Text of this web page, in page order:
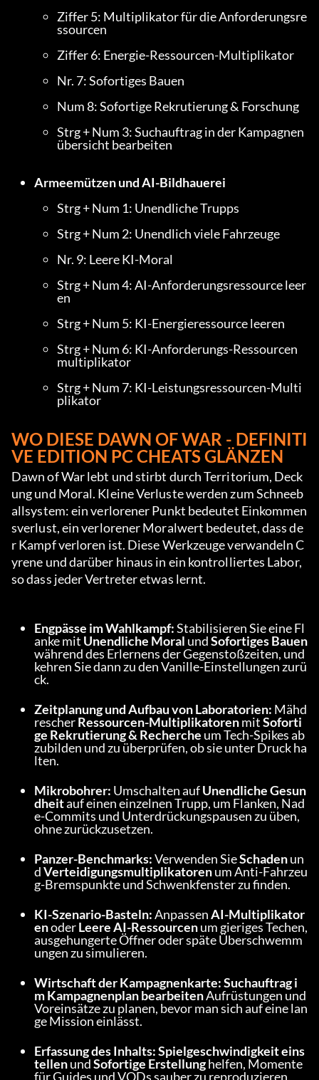
Ziffer 5: Multiplikator für die Anforderungsre
ssourcen
Ziffer 6: Energie-Ressourcen-Multiplikator
Nr. 7: Sofortiges Bauen
Num 8: Sofortige Rekrutierung & Forschung
Strg + Num 3: Suchauftrag in der Kampagnen
übersicht bearbeiten
Armeemützen und AI-Bildhauerei
Strg + Num 1: Unendliche Trupps
Strg + Num 2: Unendlich viele Fahrzeuge
Nr. 9: Leere KI-Moral
Strg + Num 4: AI-Anforderungsressource leer
en
Strg + Num 5: KI-Energieressource leeren
Strg + Num 6: KI-Anforderungs-Ressourcen
multiplikator
Strg + Num 7: KI-Leistungsressourcen-Multi
plikator
WO DIESE DAWN OF WAR - DEFINITI
VE EDITION PC CHEATS GLÄNZEN
Dawn of War lebt und stirbt durch Territorium, Deck
ung und Moral. Kleine Verluste werden zum Schneeb
allsystem: ein verlorener Punkt bedeutet Einkommen
sverlust, ein verlorener Moralwert bedeutet, dass de
r Kampf verloren ist. Diese Werkzeuge verwandeln C
yrene und darüber hinaus in ein kontrolliertes Labor,
so dass jeder Vertreter etwas lernt.
Engpässe im Wahlkampf: Stabilisieren Sie eine Fl
anke mit Unendliche Moral und Sofortiges Bauen
während des Erlernens der Gegenstoßzeiten, und
kehren Sie dann zu den Vanille-Einstellungen zurü
ck.
Zeitplanung und Aufbau von Laboratorien: Mähd
rescher Ressourcen-Multiplikatoren mit Soforti
ge Rekrutierung & Recherche um Tech-Spikes ab
zubilden und zu überprüfen, ob sie unter Druck ha
lten.
Mikrobohrer: Umschalten auf Unendliche Gesun
dheit auf einen einzelnen Trupp, um Flanken, Nad
e-Commits und Unterdrückungspausen zu üben,
ohne zurückzusetzen.
Panzer-Benchmarks: Verwenden Sie Schaden un
d Verteidigungsmultiplikatoren um Anti-Fahrzeu
g-Bremspunkte und Schwenkfenster zu finden.
KI-Szenario-Basteln: Anpassen AI-Multiplikator
en oder Leere AI-Ressourcen um gieriges Techen,
ausgehungerte Öffner oder späte Überschwemm
ungen zu simulieren.
Wirtschaft der Kampagnenkarte:Suchauftrag i
m Kampagnenplan bearbeiten Aufrüstungen und
Voreinsätze zu planen, bevor man sich auf eine lan
ge Mission einlässt.
Erfassung des Inhalts:Spielgeschwindigkeit eins
tellen und Sofortige Erstellung helfen, Momente
für Guides und VODs sauber zu reproduzieren.